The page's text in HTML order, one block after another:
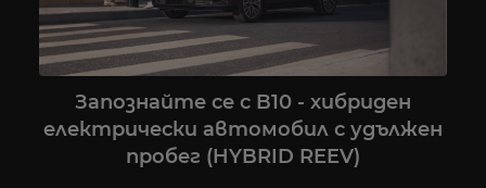
Запознайте се с B10 - хибриден
електрически автомобил с удължен
пробег (HYBRID REEV)